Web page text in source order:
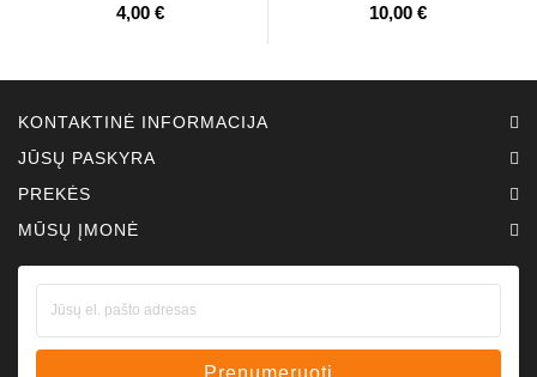
4,00 € 10,00 €
KONTAKTINĖ INFORMACIJA
JŪSŲ PASKYRA
PREKĖS
MŪSŲ ĮMONĖ
Prenumeruoti